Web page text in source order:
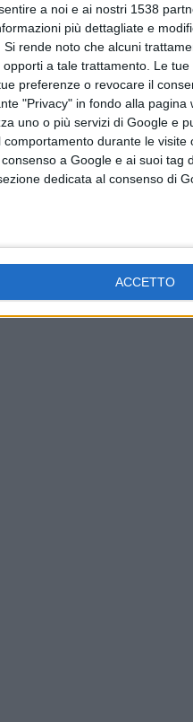
a noi e ai nostri 1538
più dettagliate e
Si rende noto che alcuni
a tale trattamento. Le
preferenze o revocare il
"Privacy" in fondo alla pagina
uno o più servizi di Google e
durante le visite
a Google e ai suoi tag
dedicata al consenso di
ACCETTO
I disagi ci sono, ci
alla normalità